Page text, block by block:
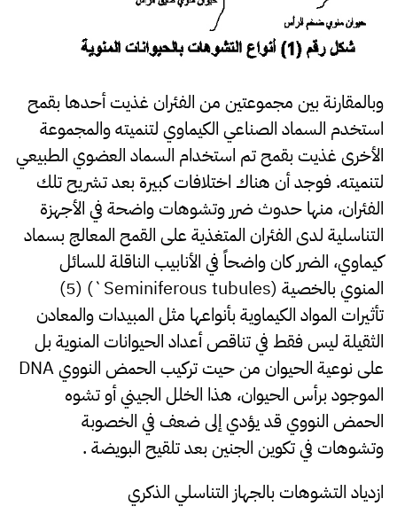
وبالمقارنة بين مجموعتين من الفئران غذيت أحدها بقمح
استخدم السماد الصناعي الكيماوي لتنميته والمجموعة
الأخرى غذيت بقمح تم استخدام السماد العضوي الطبيعي
لتنميته. فوجد أن هناك اختلافات كبيرة بعد تشريح تلك
الفئران، منها حدوث ضرر وتشوهات واضحة في الأجهزة
التناسلية لدى الفئران المتغذية على القمح المعالج بسماد
كيماوي، الضرر كان واضحاً في الأنابيب الناقلة للسائل
المنوي بالخصية (Seminiferous tubules`) (5)
تأثيرات المواد الكيماوية بأنواعها مثل المبيدات والمعادن
الثقيلة ليس فقط في تناقص أعداد الحيوانات المنوية بل
على نوعية الحيوان من حيت تركيب الحمض النووي DNA
الموجود برأس الحيوان، هذا الخلل الجيني أو تشوه
الحمض النووي قد يؤدي إلى ضعف في الخصوبة
وتشوهات في تكوين الجنين بعد تلقيح البويضة .
ازدياد التشوهات بالجهاز التناسلي الذكري